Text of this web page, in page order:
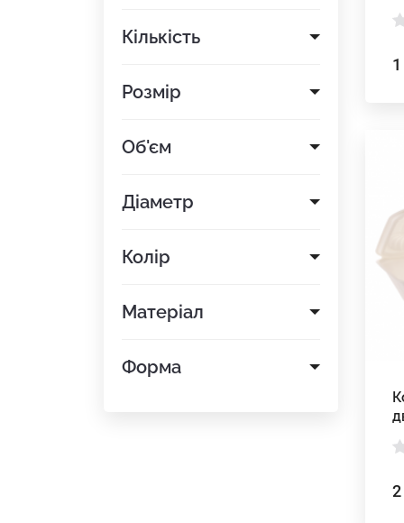
Кількість
Розмір
Об'єм
Діаметр
Колір
Матеріал
Форма